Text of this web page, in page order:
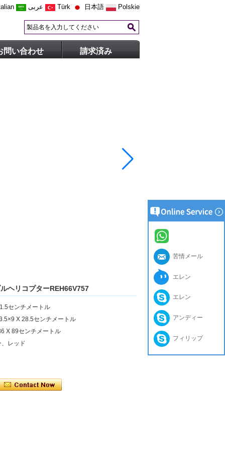
عربى Türk 日本語 Polskie
問い合わせ 請求済み
ヘリコプターREH66V757
センチメートル
X 28.5センチメートル
X 89センチメートル
レッド
苦情メール
エレン
エレン
アンディー
フィリップ